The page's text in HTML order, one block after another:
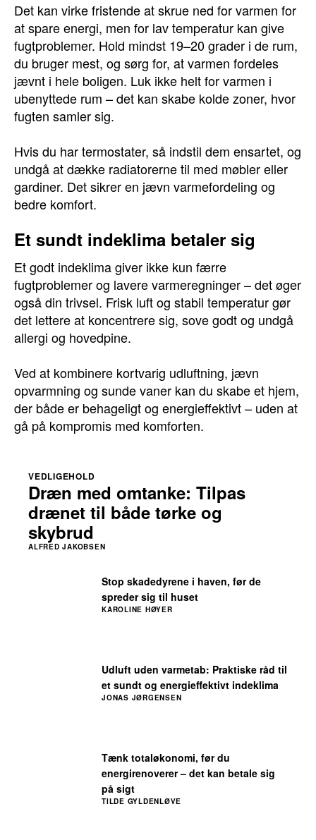
Det kan virke fristende at skrue ned for varmen for
at spare energi, men for lav temperatur kan give
fugtproblemer. Hold mindst 19–20 grader i de rum,
du bruger mest, og sørg for, at varmen fordeles
jævnt i hele boligen. Luk ikke helt for varmen i
ubenyttede rum – det kan skabe kolde zoner, hvor
fugten samler sig.
Hvis du har termostater, så indstil dem ensartet, og
undgå at dække radiatorerne til med møbler eller
gardiner. Det sikrer en jævn varmefordeling og
bedre komfort.
Et sundt indeklima betaler sig
Et godt indeklima giver ikke kun færre
fugtproblemer og lavere varmeregninger – det øger
også din trivsel. Frisk luft og stabil temperatur gør
det lettere at koncentrere sig, sove godt og undgå
allergi og hovedpine.
Ved at kombinere kortvarig udluftning, jævn
opvarmning og sunde vaner kan du skabe et hjem,
der både er behageligt og energieffektivt – uden at
gå på kompromis med komforten.
Tænk totaløkonomi, før du
energirenoverer – det kan betale sig
på sigt
TILDE GYLDENLØVE
Udluft uden varmetab: Praktiske råd til
et sundt og energieffektivt indeklima
JONAS JØRGENSEN
Stop skadedyrene i haven, før de
spreder sig til huset
KAROLINE HØYER
Dræn med omtanke: Tilpas
drænet til både tørke og
skybrud
VEDLIGEHOLD
ALFRED JAKOBSEN